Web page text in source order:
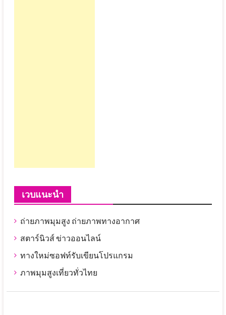
เวบแนะนำ
ถ่ายภาพมุมสูง ถ่ายภาพทางอากาศ
สตาร์นิวส์ ข่าวออนไลน์
ทางใหม่ซอฟท์รับเขียนโปรแกรม
ภาพมุมสูงเที่ยวทั่วไทย